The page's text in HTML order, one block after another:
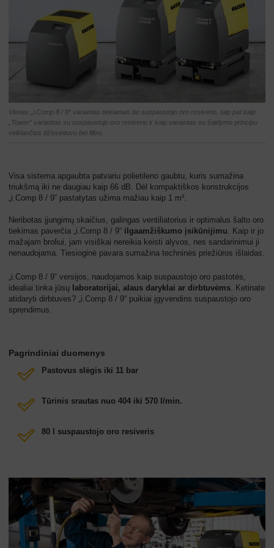
Vienas „i.Comp 8 / 9“ variantas tiekiamas be suspaustojo oro resiverio, taip pat kaip
„Tower“ variantas su suspaustojo oro resiveriu ir kaip variantas su šaldymo principu
veikiančius džiovintuvu bei filtru.
Visa sistema apgaubta patvariu polietileno gaubtu, kuris sumažina
triukšmą iki ne daugiau kaip 66 dB. Dėl kompaktiškos konstrukcijos
„i.Comp 8 / 9“ pastatytas užima mažiau kaip 1 m².
Neribotas įjungimų skaičius, galingas ventiliatorius ir optimalus šalto oro
tiekimas paverčia „i.Comp 8 / 9“ ilgaamžiškumo įsikūnijimu . Kaip ir jo
mažajam broliui, jam visiškai nereikia keisti alyvos, nes sandarinimui ji
nenaudojama. Tiesioginė pavara sumažina techninės priežiūros išlaidas.
„i.Comp 8 / 9“ versijos, naudojamos kaip suspaustojo oro pastotės,
idealiai tinka jūsų laboratorijai, alaus daryklai ar dirbtuvėms . Ketinate
atidaryti dirbtuves? „i.Comp 8 / 9“ puikiai įgyvendins suspaustojo oro
sprendimus.
Pagrindiniai duomenys
Pastovus slėgis iki 11 bar
Tūrinis srautas nuo 404 iki 570 l/min.
80 l suspaustojo oro resiveris